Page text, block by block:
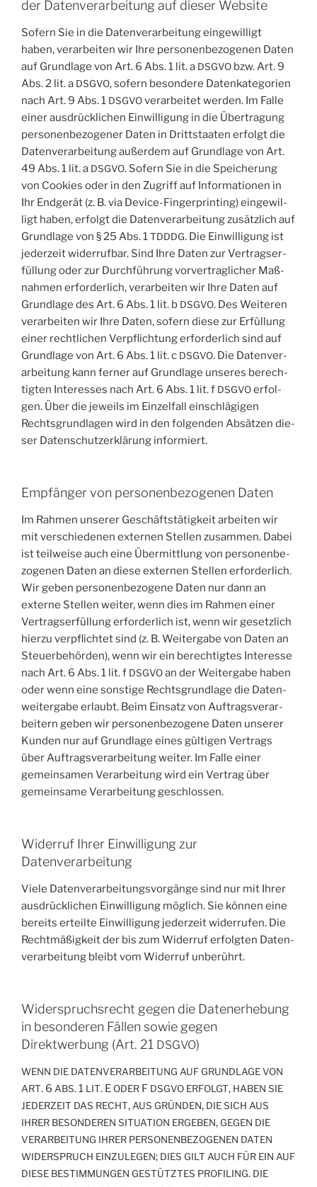
der Datenverarbeitung auf dieser Website
Sofern Sie in die Daten­ver­ar­bei­tung ein­ge­wil­ligt
haben, ver­ar­bei­ten wir Ihre per­so­nen­be­zo­ge­nen Daten
auf Grund­la­ge von Art. 6 Abs. 1 lit. a DSGVO bzw. Art. 9
Abs. 2 lit. a DSGVO, sofern beson­de­re Daten­ka­te­go­rien
nach Art. 9 Abs. 1 DSGVOver­ar­bei­tet wer­den. Im Fal­le
einer aus­drück­li­chen Ein­wil­li­gung in die Über­tra­gung
per­so­nen­be­zo­ge­ner Daten in Dritt­staa­ten erfolgt die
Daten­ver­ar­bei­tung außer­dem auf Grund­la­ge von Art.
49 Abs. 1 lit. a DSGVO. Sofern Sie in die Spei­che­rung
von Coo­kies oder in den Zugriff auf Infor­ma­tio­nen in
Ihr End­ge­rät (z. B. via Device-Fin­ger­prin­ting) ein­ge­wil­
ligt haben, erfolgt die Daten­ver­ar­bei­tung zusätz­lich auf
Grund­la­ge von § 25 Abs. 1 TDDDG. Die Ein­wil­li­gung ist
jeder­zeit wider­ruf­bar. Sind Ihre Daten zur Ver­trags­er­
fül­lung oder zur Durch­füh­rung vor­ver­trag­li­cher Maß­
nah­men erfor­der­lich, ver­ar­bei­ten wir Ihre Daten auf
Grund­la­ge des Art. 6 Abs. 1 lit. b DSGVO. Des Wei­te­ren
ver­ar­bei­ten wir Ihre Daten, sofern die­se zur Erfül­lung
einer recht­li­chen Ver­pflich­tung erfor­der­lich sind auf
Grund­la­ge von Art. 6 Abs. 1 lit. c DSGVO. Die Daten­ver­
ar­bei­tung kann fer­ner auf Grund­la­ge unse­res berech­
tig­ten Inter­es­ses nach Art. 6 Abs. 1 lit. f DSGVOerfol­
gen. Über die jeweils im Ein­zel­fall ein­schlä­gi­gen
Rechts­grund­la­gen wird in den fol­gen­den Absät­zen die­
ser Daten­schutz­er­klä­rung informiert.
Empfänger von personenbezogenen Daten
Im Rah­men unse­rer Geschäfts­tä­tig­keit arbei­ten wir
mit ver­schie­de­nen exter­nen Stel­len zusam­men. Dabei
ist teil­wei­se auch eine Über­mitt­lung von per­so­nen­be­
zo­ge­nen Daten an die­se exter­nen Stel­len erfor­der­lich.
Wir geben per­so­nen­be­zo­ge­ne Daten nur dann an
exter­ne Stel­len wei­ter, wenn dies im Rah­men einer
Ver­trags­er­fül­lung erfor­der­lich ist, wenn wir gesetz­lich
hier­zu ver­pflich­tet sind (z. B. Wei­ter­ga­be von Daten an
Steu­er­be­hör­den), wenn wir ein berech­tig­tes Inter­es­se
nach Art. 6 Abs. 1 lit. f DSGVOan der Wei­ter­ga­be haben
oder wenn eine sons­ti­ge Rechts­grund­la­ge die Daten­
wei­ter­ga­be erlaubt. Beim Ein­satz von Auf­trags­ver­ar­
bei­tern geben wir per­so­nen­be­zo­ge­ne Daten unse­rer
Kun­den nur auf Grund­la­ge eines gül­ti­gen Ver­trags
über Auf­trags­ver­ar­bei­tung wei­ter. Im Fal­le einer
gemein­sa­men Ver­ar­bei­tung wird ein Ver­trag über
gemein­sa­me Ver­ar­bei­tung geschlossen.
Widerruf Ihrer Einwilligung zur
Datenverarbeitung
Vie­le Daten­ver­ar­bei­tungs­vor­gän­ge sind nur mit Ihrer
aus­drück­li­chen Ein­wil­li­gung mög­lich. Sie kön­nen eine
bereits erteil­te Ein­wil­li­gung jeder­zeit wider­ru­fen. Die
Recht­mä­ßig­keit der bis zum Wider­ruf erfolg­ten Daten­
ver­ar­bei­tung bleibt vom Wider­ruf unberührt.
Widerspruchsrecht gegen die Datenerhebung
in besonderen Fällen sowie gegen
Direktwerbung (Art. 21 DSGVO)
WENN DIE DATENVERARBEITUNG AUF GRUNDLAGEVON
ART. 6 ABS. 1 LIT. E ODER F DSGVO ERFOLGT, HABEN SIE
JEDERZEIT DAS RECHT, AUS GRÜNDEN, DIESICH AUS
IHRER BESONDEREN SITUATION ERGEBEN, GEGEN DIE
VERARBEITUNG IHRER PERSONENBEZOGENEN DATEN
WIDERSPRUCH EINZULEGEN; DIES GILT AUCH FÜR EIN AUF
DIESE BESTIMMUNGEN GESTÜTZTES PROFILING. DIE